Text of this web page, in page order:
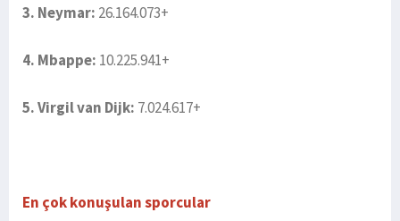
3. Neymar: 26.164.073+
4. Mbappe: 10.225.941+
5. Virgil van Dijk: 7.024.617+
En çok konuşulan sporcular